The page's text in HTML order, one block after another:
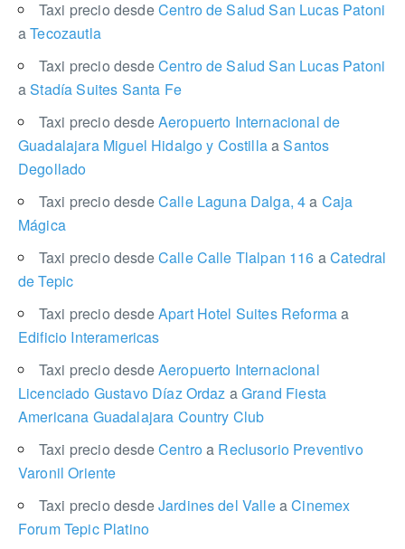
Taxi precio desdeCentro de Salud San Lucas Patoni
aTecozautla
Taxi precio desdeCentro de Salud San Lucas Patoni
aStadía Suites Santa Fe
Taxi precio desdeAeropuerto Internacional de
Guadalajara Miguel Hidalgo y CostillaaSantos
Degollado
Taxi precio desdeCalle Laguna Dalga, 4a Caja
Mágica
Taxi precio desdeCalle Calle Tlalpan 116 aCatedral
de Tepic
Taxi precio desdeApart Hotel Suites Reformaa
Edificio Interamericas
Taxi precio desdeAeropuerto Internacional
Licenciado Gustavo Díaz Ordaz aGrand Fiesta
Americana Guadalajara Country Club
Taxi precio desdeCentroa Reclusorio Preventivo
Varonil Oriente
Taxi precio desdeJardines del ValleaCinemex
Forum Tepic Platino